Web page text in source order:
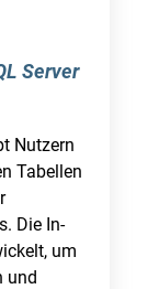
Server
Nutzern
Tabellen
Die In-
um
und